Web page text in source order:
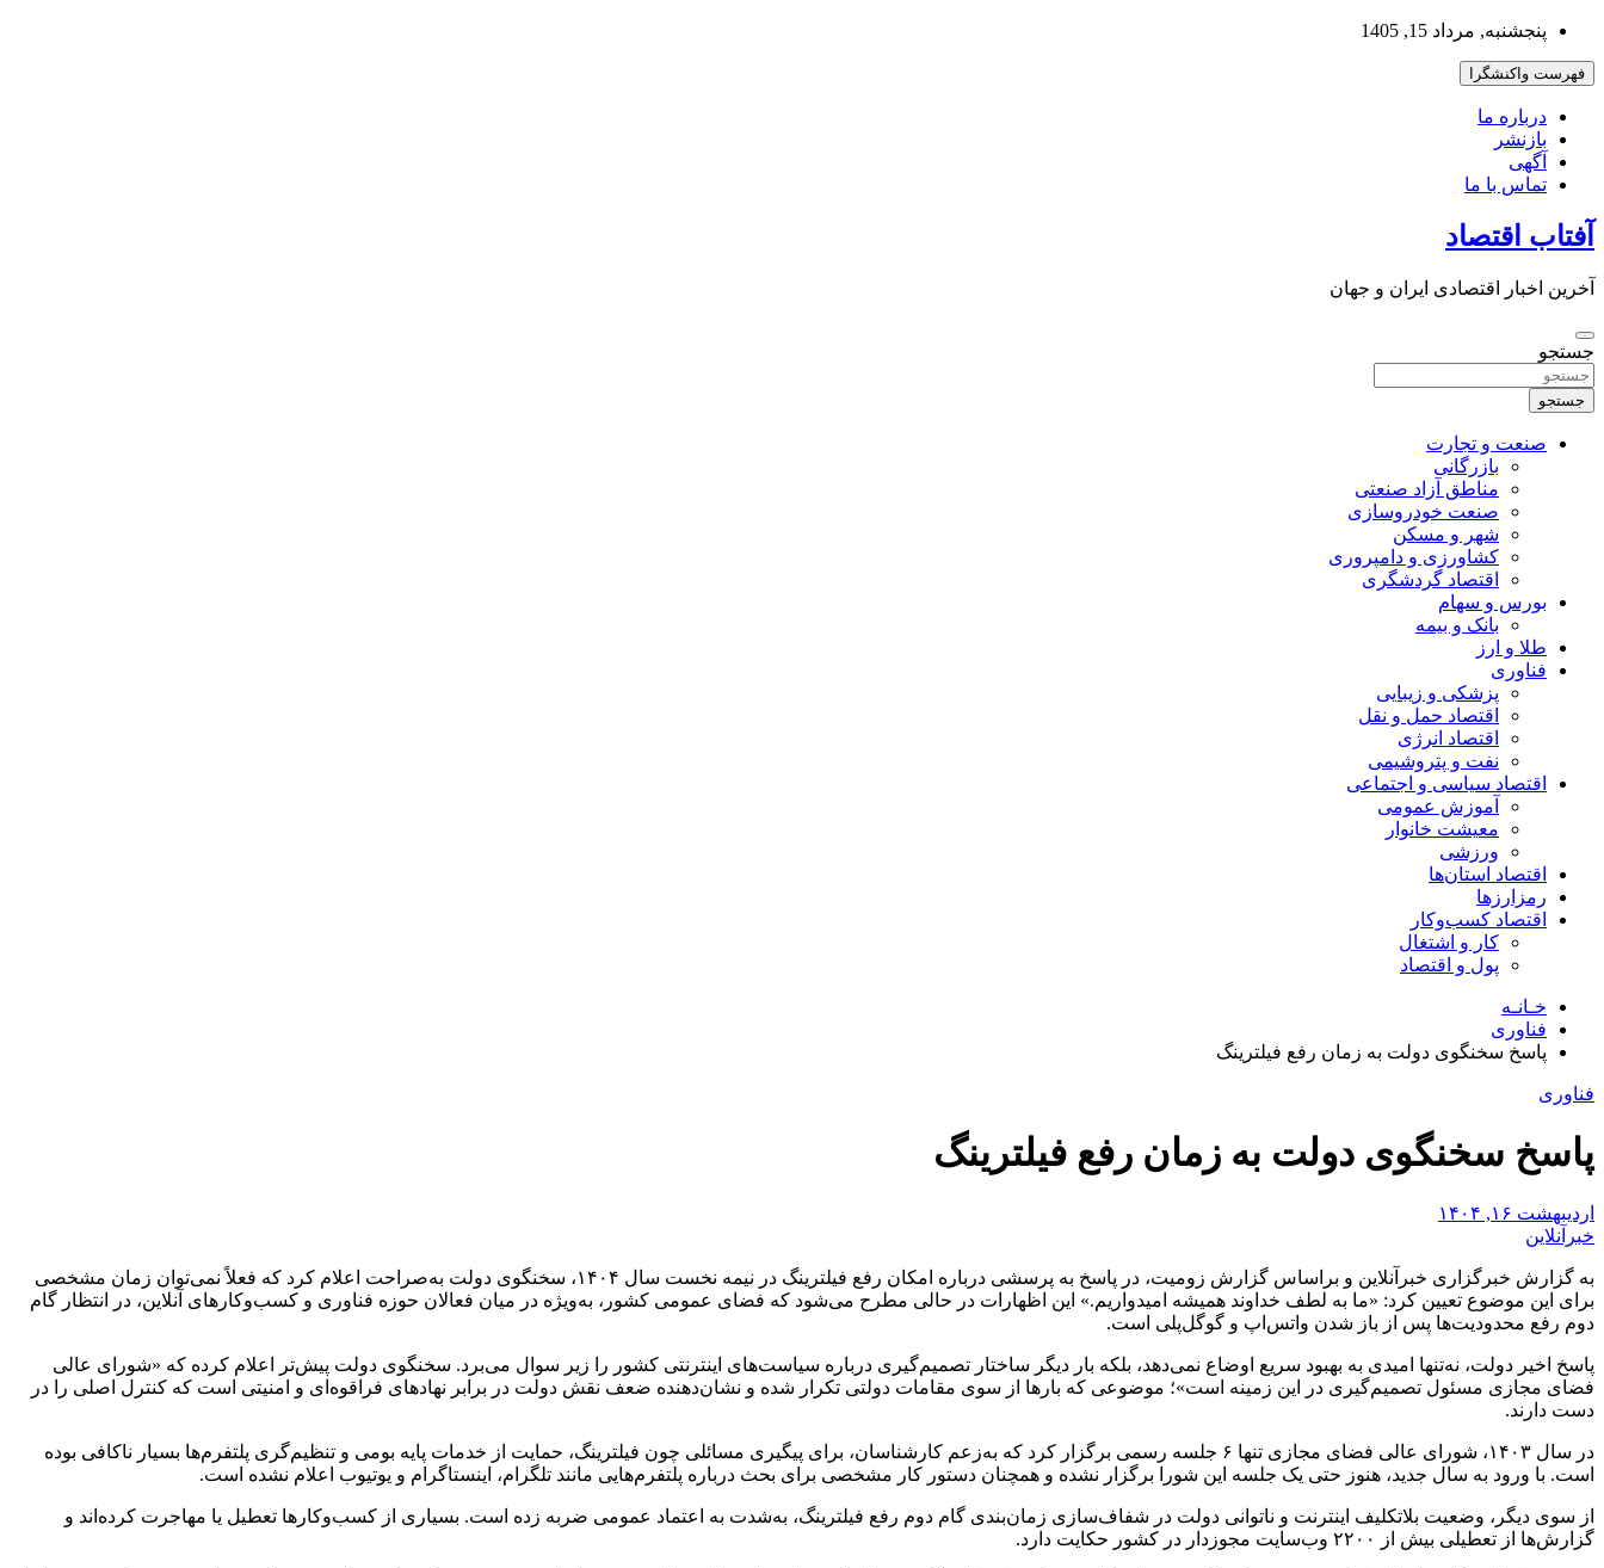
بروید
پنجشنبه, مرداد 15, 1405
فهرست واکنشگرا
درباره ما
بازنشر
آگهی
تماس با ما
آفتاب اقتصاد
آخرین اخبار اقتصادی ایران و جهان
جستجو
جستجو
صنعت و تجارت
بازرگانی
مناطق آزاد صنعتی
صنعت خودروسازی
شهر و مسکن
کشاورزی و دامپروری
اقتصاد گردشگری
بورس و سهام
بانک و بیمه
طلا و ارز
فناوری
پزشکی و زیبایی
اقتصاد حمل و نقل
اقتصاد انرژی
نفت و پتروشیمی
اقتصاد سیاسی و اجتماعی
آموزش عمومی
معیشت خانوار
ورزشی
اقتصاد استان‌ها
رمزارزها
اقتصاد کسب‌و‌کار
کار و اشتغال
پول و اقتصاد
خـانـه
فناوری
پاسخ سخنگوی دولت به زمان رفع فیلترینگ
فناوری
پاسخ سخنگوی دولت به زمان رفع فیلترینگ
اردیبهشت ۱۶, ۱۴۰۴
خبرآنلاین
به گزارش خبرگزاری خبرآنلاین و براساس گزارش زومیت، در پاسخ به پرسشی درباره امکان رفع فیلترینگ در نیمه نخست سال ۱۴۰۴، سخنگوی دولت به‌صراحت اعلام کرد که فعلاً نمی‌توان زمان مشخصی
برای این موضوع تعیین کرد: «ما به لطف خداوند همیشه امیدواریم.» این اظهارات در حالی مطرح می‌شود که فضای عمومی کشور، به‌ویژه در میان فعالان حوزه فناوری و کسب‌وکارهای آنلاین، در انتظار گام
دوم رفع محدودیت‌ها پس از باز شدن واتس‌اپ و گوگل‌پلی است.
پاسخ اخیر دولت، نه‌تنها امیدی به بهبود سریع اوضاع نمی‌دهد، بلکه بار دیگر ساختار تصمیم‌گیری درباره سیاست‌های اینترنتی کشور را زیر سوال می‌برد. سخنگوی دولت پیش‌تر اعلام کرده که «شورای عالی
فضای مجازی مسئول تصمیم‌گیری در این زمینه است»؛ موضوعی که بارها از سوی مقامات دولتی تکرار شده و نشان‌دهنده ضعف نقش دولت در برابر نهادهای فراقوه‌ای و امنیتی است که کنترل اصلی را در
دست دارند.
در سال ۱۴۰۳، شورای عالی فضای مجازی تنها ۶ جلسه رسمی برگزار کرد که به‌زعم کارشناسان، برای پیگیری مسائلی چون فیلترینگ، حمایت از خدمات پایه بومی و تنظیم‌گری پلتفرم‌ها بسیار ناکافی بوده
است. با ورود به سال جدید، هنوز حتی یک جلسه این شورا برگزار نشده و همچنان دستور کار مشخصی برای بحث درباره پلتفرم‌هایی مانند تلگرام، اینستاگرام و یوتیوب اعلام نشده است.
از سوی دیگر، وضعیت بلاتکلیف اینترنت و ناتوانی دولت در شفاف‌سازی زمان‌بندی گام دوم رفع فیلترینگ، به‌شدت به اعتماد عمومی ضربه زده است. بسیاری از کسب‌وکارها تعطیل یا مهاجرت کرده‌اند و
گزارش‌ها از تعطیلی بیش از ۲۲۰۰ وب‌سایت مجوزدار در کشور حکایت دارد.